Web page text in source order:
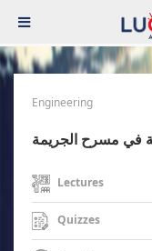
Engineering
في مسرح الجريمة
Lectures
Quizzes